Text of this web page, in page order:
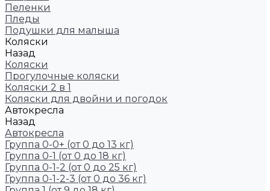
Пеленки
Пледы
Подушки для малыша
Коляски
Назад
Коляски
Прогулочные коляски
Коляски 2 в 1
Коляски для двойни и погодок
Автокресла
Назад
Автокресла
Группа 0-0+ (от 0 до 13 кг)
Группа 0-1 (от 0 до 18 кг)
Группа 0-1-2 (от 0 до 25 кг)
Группа 0-1-2-3 (от 0 до 36 кг)